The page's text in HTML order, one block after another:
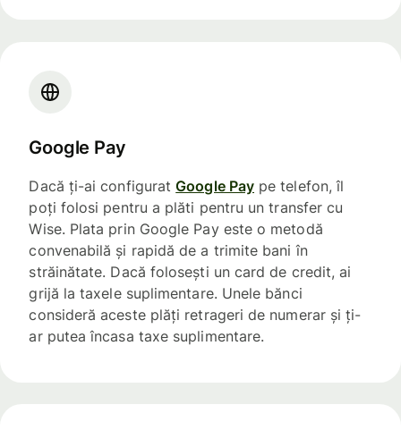
Google Pay
Dacă ți-ai configuratGoogle Pay pe telefon, îl
poți folosi pentru a plăti pentru un transfer cu
Wise. Plata prin Google Pay este o metodă
convenabilă și rapidă de a trimite bani în
străinătate. Dacă folosești un card de credit, ai
grijă la taxele suplimentare. Unele bănci
consideră aceste plăți retrageri de numerar și ți-
ar putea încasa taxe suplimentare.